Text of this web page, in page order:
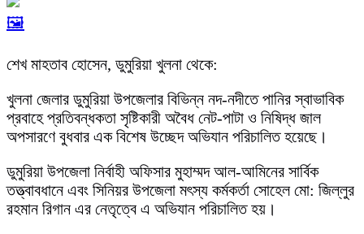
🖼️
শেখ মাহতাব হোসেন, ডুমুরিয়া খুলনা থেকে:
খুলনা জেলার ডুমুরিয়া উপজেলার বিভিন্ন নদ-নদীতে পানির স্বাভাবিক
প্রবাহে প্রতিবন্ধকতা সৃষ্টিকারী অবৈধ নেট-পাটা ও নিষিদ্ধ জাল
অপসারণে বুধবার এক বিশেষ উচ্ছেদ অভিযান পরিচালিত হয়েছে।
ডুমুরিয়া উপজেলা নির্বাহী অফিসার মুহাম্মদ আল-আমিনের সার্বিক
তত্ত্বাবধানে এবং সিনিয়র উপজেলা মৎস্য কর্মকর্তা সোহেল মো: জিল্লুর
রহমান রিগান এর নেতৃত্বে এ অভিযান পরিচালিত হয়।